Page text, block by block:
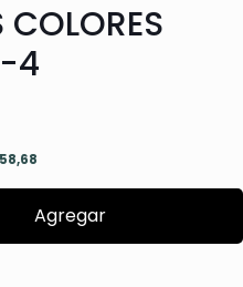
4
Agregar